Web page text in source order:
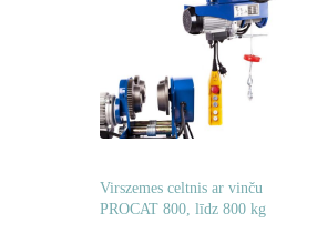
Virszemes celtnis ar vinču
PROCAT 800, līdz 800 kg